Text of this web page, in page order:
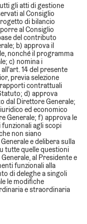
gli atti di gestione
al Consiglio
di bilancio
al Consiglio
del contributo
b) approva il
nonché il programma
c) nomina i
14 del presente
previa selezione
contrattuali
d) approva
dal Direttore Generale;
ed economico
Generale; f) approva le
agli scopi
non siano
e delibera sulla
tutte quelle questioni
al Presidente e
funzionali alla
di deleghe a singoli
le modifiche
e straordinaria